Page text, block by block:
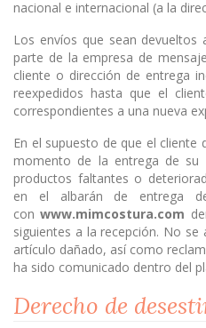
nacional e internacional (a la
Los envíos que sean
parte de la empresa de
cliente o dirección de entrega
reexpedidos hasta que el
correspondientes a una nueva
En el supuesto de que el cliente
momento de la entrega de su
productos faltantes o
en el albarán de entrega
conwww.mimcostura.com
siguientes a la recepción. No
artículo dañado, así como
ha sido comunicado dentro del
Derecho de